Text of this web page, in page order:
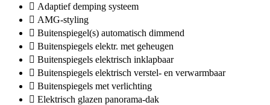
Adaptief demping systeem
AMG-styling
Buitenspiegel(s) automatisch dimmend
Buitenspiegels elektr. met geheugen
Buitenspiegels elektrisch inklapbaar
Buitenspiegels elektrisch verstel- en verwarmbaar
Buitenspiegels met verlichting
Elektrisch glazen panorama-dak